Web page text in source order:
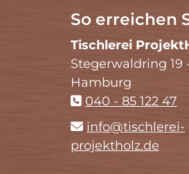
So erreichen
Tischlerei
Stegerwaldring 19 ·
Hamburg
040 - 85 122 47
info@tischlerei-
projektholz.de